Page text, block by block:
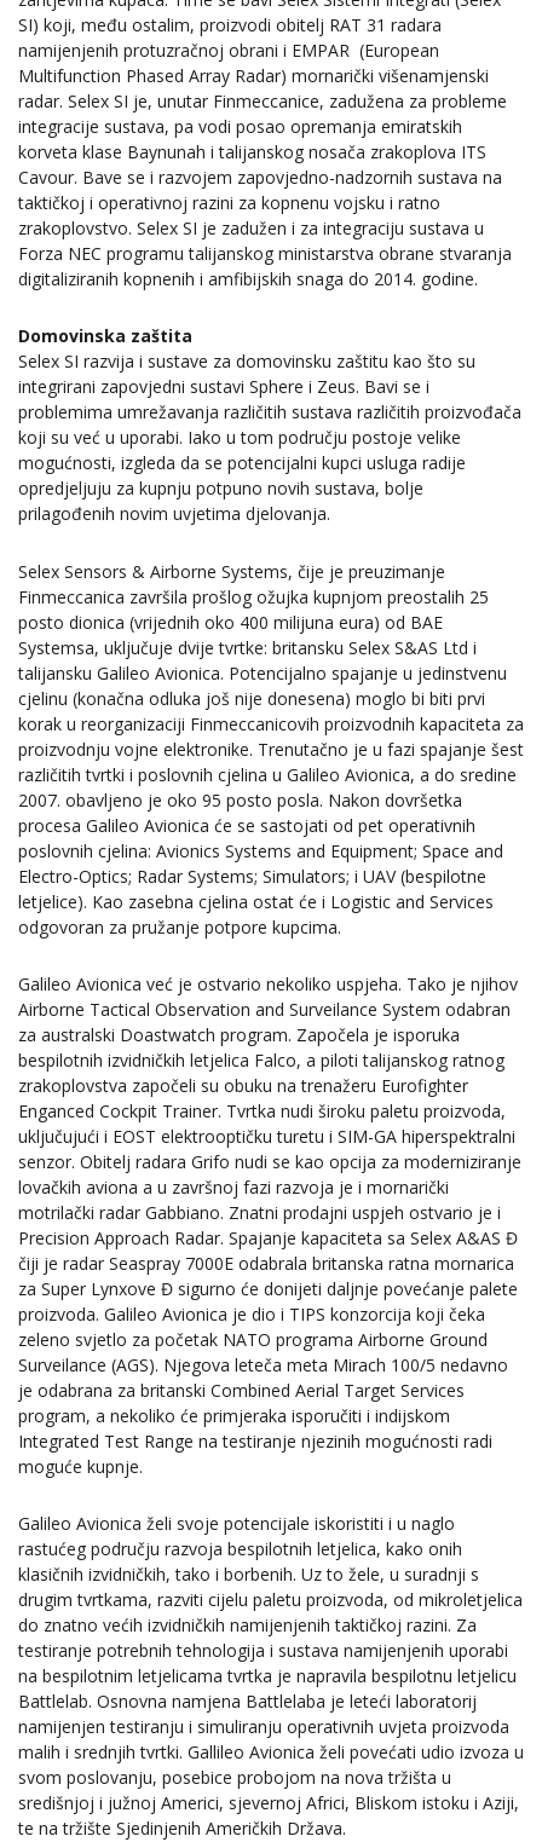
SI) koji, među ostalim, proizvodi obitelj RAT 31 radara
namijenjenih protuzračnoj obrani i EMPAR (European
Multifunction Phased Array Radar) mornarički višenamjenski
radar. Selex SI je, unutar Finmeccanice, zadužena za probleme
integracije sustava, pa vodi posao opremanja emiratskih
korveta klase Baynunah i talijanskog nosača zrakoplova ITS
Cavour. Bave se i razvojem zapovjedno-nadzornih sustava na
taktičkoj i operativnoj razini za kopnenu vojsku i ratno
zrakoplovstvo. Selex SI je zadužen i za integraciju sustava u
Forza NEC programu talijanskog ministarstva obrane stvaranja
digitaliziranih kopnenih i amfibijskih snaga do 2014. godine.
Domovinska zaštita
Selex SI razvija i sustave za domovinsku zaštitu kao što su
integrirani zapovjedni sustavi Sphere i Zeus. Bavi se i
problemima umrežavanja različitih sustava različitih proizvođača
koji su već u uporabi. Iako u tom području postoje velike
mogućnosti, izgleda da se potencijalni kupci usluga radije
opredjeljuju za kupnju potpuno novih sustava, bolje
prilagođenih novim uvjetima djelovanja.
Selex Sensors & Airborne Systems, čije je preuzimanje
Finmeccanica završila prošlog ožujka kupnjom preostalih 25
posto dionica (vrijednih oko 400 milijuna eura) od BAE
Systemsa, uključuje dvije tvrtke: britansku Selex S&AS Ltd i
talijansku Galileo Avionica. Potencijalno spajanje u jedinstvenu
cjelinu (konačna odluka još nije donesena) moglo bi biti prvi
korak u reorganizaciji Finmeccanicovih proizvodnih kapaciteta za
proizvodnju vojne elektronike. Trenutačno je u fazi spajanje šest
različitih tvrtki i poslovnih cjelina u Galileo Avionica, a do sredine
2007. obavljeno je oko 95 posto posla. Nakon dovršetka
procesa Galileo Avionica će se sastojati od pet operativnih
poslovnih cjelina: Avionics Systems and Equipment; Space and
Electro-Optics; Radar Systems; Simulators; i UAV (bespilotne
letjelice). Kao zasebna cjelina ostat će i Logistic and Services
odgovoran za pružanje potpore kupcima.
Galileo Avionica već je ostvario nekoliko uspjeha. Tako je njihov
Airborne Tactical Observation and Surveilance System odabran
za australski Doastwatch program. Započela je isporuka
bespilotnih izvidničkih letjelica Falco, a piloti talijanskog ratnog
zrakoplovstva započeli su obuku na trenažeru Eurofighter
Enganced Cockpit Trainer. Tvrtka nudi široku paletu proizvoda,
uključujući i EOST elektrooptičku turetu i SIM-GA hiperspektralni
senzor. Obitelj radara Grifo nudi se kao opcija za moderniziranje
lovačkih aviona a u završnoj fazi razvoja je i mornarički
motrilački radar Gabbiano. Znatni prodajni uspjeh ostvario je i
Precision Approach Radar. Spajanje kapaciteta sa Selex A&AS Đ
čiji je radar Seaspray 7000E odabrala britanska ratna mornarica
za Super Lynxove Đ sigurno će donijeti daljnje povećanje palete
proizvoda. Galileo Avionica je dio i TIPS konzorcija koji čeka
zeleno svjetlo za početak NATO programa Airborne Ground
Surveilance (AGS). Njegova leteča meta Mirach 100/5 nedavno
je odabrana za britanski Combined Aerial Target Services
program, a nekoliko će primjeraka isporučiti i indijskom
Integrated Test Range na testiranje njezinih mogućnosti radi
moguće kupnje.
Galileo Avionica želi svoje potencijale iskoristiti i u naglo
rastućeg području razvoja bespilotnih letjelica, kako onih
klasičnih izvidničkih, tako i borbenih. Uz to žele, u suradnji s
drugim tvrtkama, razviti cijelu paletu proizvoda, od mikroletjelica
do znatno većih izvidničkih namijenjenih taktičkoj razini. Za
testiranje potrebnih tehnologija i sustava namijenjenih uporabi
na bespilotnim letjelicama tvrtka je napravila bespilotnu letjelicu
Battlelab. Osnovna namjena Battlelaba je leteći laboratorij
namijenjen testiranju i simuliranju operativnih uvjeta proizvoda
malih i srednjih tvrtki. Gallileo Avionica želi povećati udio izvoza u
svom poslovanju, posebice probojom na nova tržišta u
središnjoj i južnoj Americi, sjevernoj Africi, Bliskom istoku i Aziji,
te na tržište Sjedinjenih Američkih Država.